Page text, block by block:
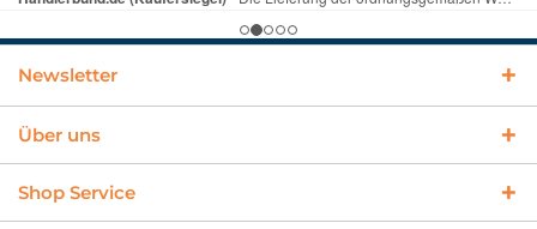
Newsletter
Über uns
Shop Service